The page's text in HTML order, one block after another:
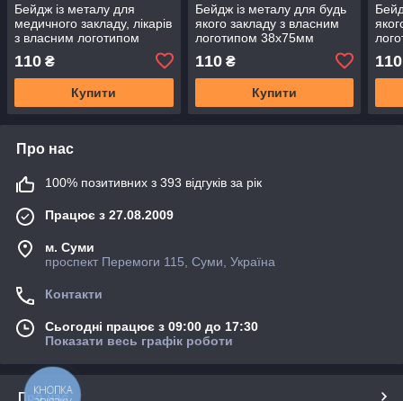
Бейдж із металу для
медичного закладу, лікарів
з власним логотипом
110 ₴
Купити
Бейдж із металу для будь
якого закладу з власним
логотипом 38х75мм
110₴
Купити
110
Про нас
100% позитивних з 393 відгуків за рік
Працює з 27.08.2009
м. Суми
проспект Перемоги 115, Суми, Україна
Контакти
Сьогодні працює з 09:00 до 17:30
Показати весь графік роботи
Про нас
КНОПКА